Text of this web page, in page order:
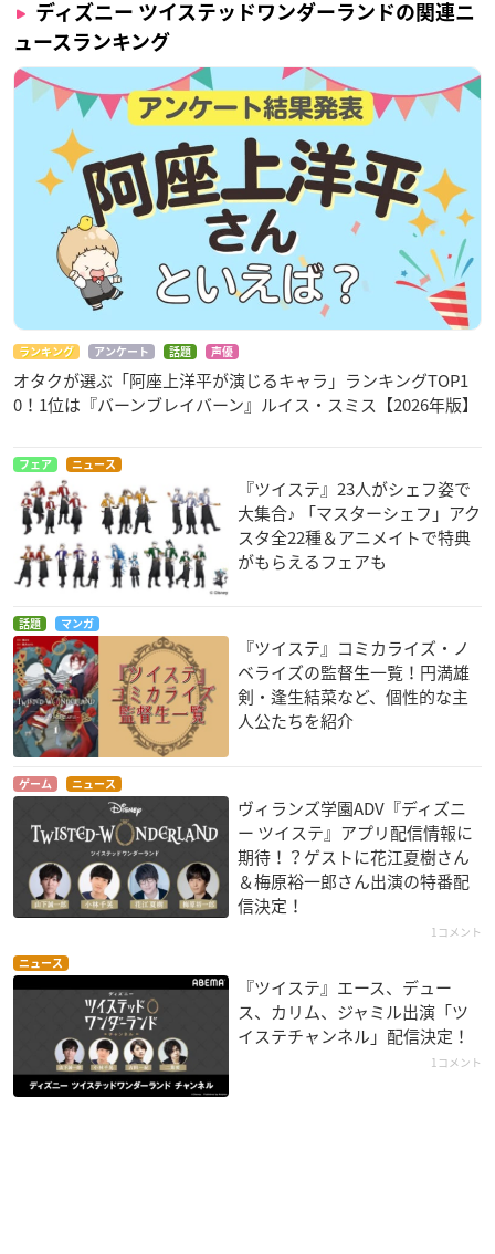
ディズニー ツイステッドワンダーランドの関連ニ
ュースランキング
ランキング アンケート 話題 声優
オタクが選ぶ「阿座上洋平が演じるキャラ」ランキングTOP1
0！1位は『バーンブレイバーン』ルイス・スミス【2026年版】
フェア ニュース
『ツイステ』23人がシェフ姿で
大集合♪ 「マスターシェフ」アク
スタ全22種＆アニメイトで特典
がもらえるフェアも
話題 マンガ
『ツイステ』コミカライズ・ノ
ベライズの監督生一覧！円満雄
剣・逢生結菜など、個性的な主
人公たちを紹介
ゲーム ニュース
ヴィランズ学園ADV『ディズニ
ー ツイステ』アプリ配信情報に
期待！？ゲストに花江夏樹さん
＆梅原裕一郎さん出演の特番配
信決定！
1コメント
ニュース
『ツイステ』エース、デュー
ス、カリム、ジャミル出演「ツ
イステチャンネル」配信決定！
1コメント